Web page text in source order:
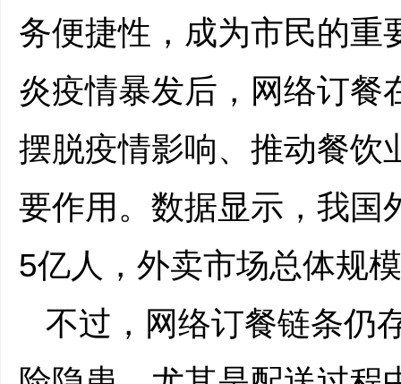
务便捷性，成为市民的重
炎疫情暴发后，网络订餐
摆脱疫情影响、推动餐饮
要作用。数据显示，我国
5亿人，外卖市场总体规
不过，网络订餐链条仍